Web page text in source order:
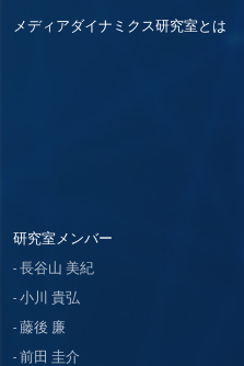
メディアダイナミクス研究室とは
研究室メンバー
長谷山 美紀
小川 貴弘
藤後 廉
前田 圭介